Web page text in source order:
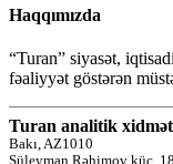
Haqqımızda
“Turan” siyasət,
fəaliyyət göstərən
Turan analitik
Bakı, AZ1010